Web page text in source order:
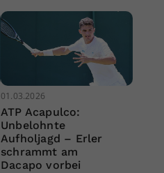
01.03.2026
ATP Acapulco:
Unbelohnte
Aufholjagd – Erler
schrammt am
Dacapo vorbei